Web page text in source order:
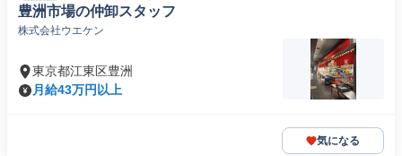
豊洲市場の仲卸スタッフ
株式会社ウエケン
東京都江東区豊洲
月給43万円以上
気になる